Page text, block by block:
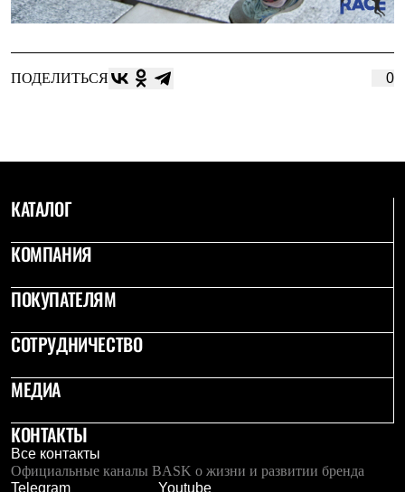
ПОДЕЛИТЬСЯ 0
КАТАЛОГ
КОМПАНИЯ
ПОКУПАТЕЛЯМ
СОТРУДНИЧЕСТВО
МЕДИА
КОНТАКТЫ
Все контакты
Официальные каналы BASK о жизни и развитии бренда
Telegram
Youtube